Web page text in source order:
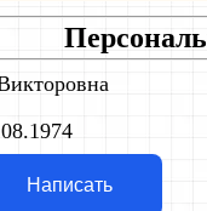
Написать
а
технологии